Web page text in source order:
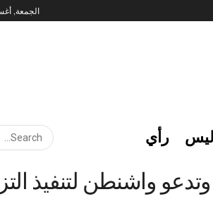
الجمعة,
رأي
واشنطن لتنفيذ